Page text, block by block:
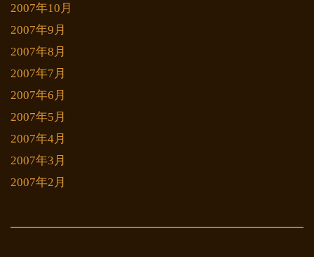
2007年10月
2007年9月
2007年8月
2007年7月
2007年6月
2007年5月
2007年4月
2007年3月
2007年2月